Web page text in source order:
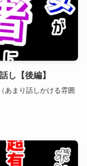
し【後編】
あまり話しかける雰囲